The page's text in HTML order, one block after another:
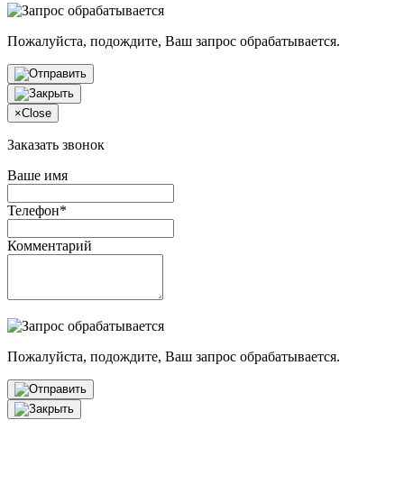
Пожалуйста, подождите, Ваш запрос обрабатывается.
×Close
Заказать звонок
Ваше имя
Телефон*
Комментарий
Пожалуйста, подождите, Ваш запрос обрабатывается.